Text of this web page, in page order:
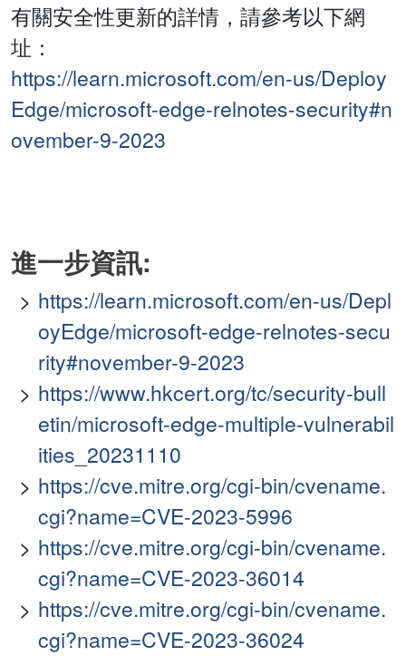
有關安全性更新的詳情，請參考以下網
址：
https://learn.microsoft.com/en-us/Deploy
Edge/microsoft-edge-relnotes-security#n
ovember-9-2023
進一步資訊:
https://learn.microsoft.com/en-us/Depl
oyEdge/microsoft-edge-relnotes-secu
rity#november-9-2023
https://www.hkcert.org/tc/security-bull
etin/microsoft-edge-multiple-vulnerabil
ities_20231110
https://cve.mitre.org/cgi-bin/cvename.
cgi?name=CVE-2023-5996
https://cve.mitre.org/cgi-bin/cvename.
cgi?name=CVE-2023-36014
https://cve.mitre.org/cgi-bin/cvename.
cgi?name=CVE-2023-36024